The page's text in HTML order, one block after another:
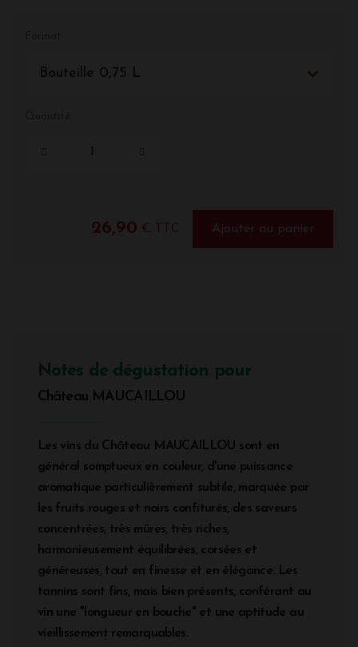
Bouteille 0,75 L
26,90 € TTC Ajouter au panier
Notes de dégustation pour
Château MAUCAILLOU
Les vins du Château MAUCAILLOU sont en
général somptueux en couleur, d'une puissance
aromatique particulièrement subtile, marquée par
les fruits rouges et noirs confiturés, des saveurs
concentrées, très mûres, très riches,
harmonieusement équilibrées, corsées et
généreuses, tout en finesse et en élégance. Les
tannins sont fins, mais bien présents, conférant au
vin une "longueur en bouche" et une aptitude au
vieillissement remarquables.